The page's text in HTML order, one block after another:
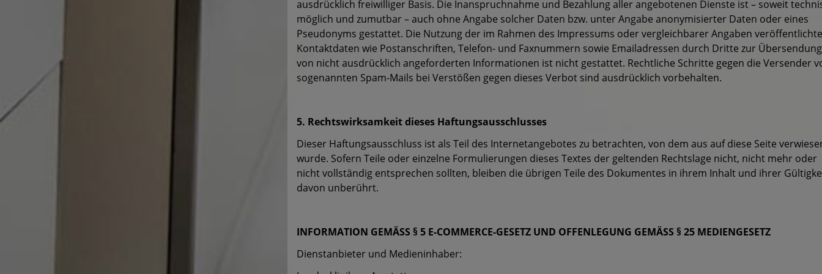
ausdrücklich freiwilliger Basis. Die Inanspruchnahme und Bezahlung aller angebotenen Dienste ist – soweit
möglich und zumutbar – auch ohne Angabe solcher Daten bzw. unter Angabe anonymisierter Daten oder eines
Pseudonyms gestattet. Die Nutzung der im Rahmen des Impressums oder vergleichbarer Angaben
Kontaktdaten wie Postanschriften, Telefon- und Faxnummern sowie Emailadressen durch Dritte zur Übersendung
von nicht ausdrücklich angeforderten Informationen ist nicht gestattet. Rechtliche Schritte gegen die Versender
sogenannten Spam-Mails bei Verstößen gegen dieses Verbot sind ausdrücklich vorbehalten.
5. Rechtswirksamkeit dieses Haftungsausschlusses
Dieser Haftungsausschluss ist als Teil des Internetangebotes zu betrachten, von dem aus auf diese Seite
wurde. Sofern Teile oder einzelne Formulierungen dieses Textes der geltenden Rechtslage nicht, nicht mehr oder
nicht vollständig entsprechen sollten, bleiben die übrigen Teile des Dokumentes in ihrem Inhalt und ihrer
davon unberührt.
INFORMATION GEMÄSS § 5 E-COMMERCE-GESETZ UND OFFENLEGUNG GEMÄSS § 25 MEDIENGESETZ
Dienstanbieter und Medieninhaber: